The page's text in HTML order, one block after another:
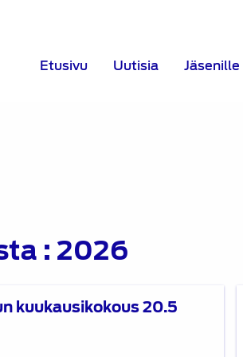
Etusivu Uutisia Jäsenille
: 2026
kuukausikokous 20.5